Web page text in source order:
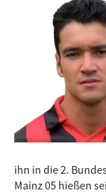
ihn in die 2.
Mainz 05 hießen